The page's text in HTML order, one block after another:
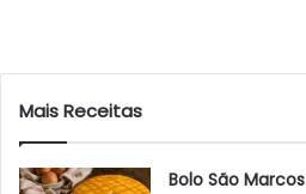
Mais Receitas
Bolo São Marcos